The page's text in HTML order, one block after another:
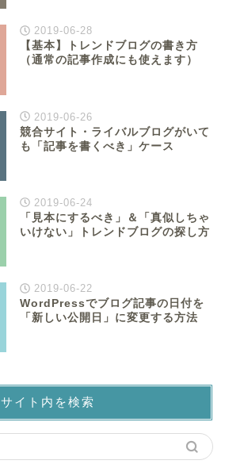
2019-06-28
【基本】トレンドブログの書き方
（通常の記事作成にも使えます）
2019-06-26
競合サイト・ライバルブログがいて
も「記事を書くべき」ケース
2019-06-24
「見本にするべき」＆「真似しちゃ
いけない」トレンドブログの探し方
2019-06-22
WordPressでブログ記事の日付を
「新しい公開日」に変更する方法
サイト内を検索